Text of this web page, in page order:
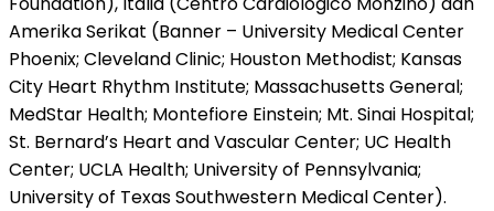
Amerika Serikat (Banner – University Medical Center
Phoenix; Cleveland Clinic; Houston Methodist; Kansas
City Heart Rhythm Institute; Massachusetts General;
MedStar Health; Montefiore Einstein; Mt. Sinai Hospital;
St. Bernard’s Heart and Vascular Center; UC Health
Center; UCLA Health; University of Pennsylvania;
University of Texas Southwestern Medical Center).